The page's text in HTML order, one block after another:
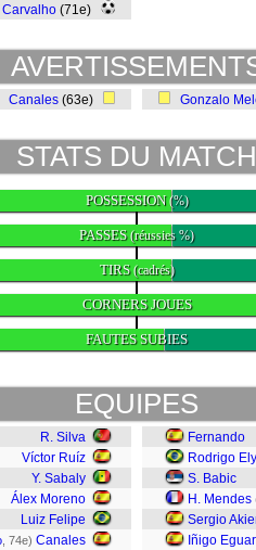
(71e)
Canales (63e) Gonzalo
STATS DU MATCH
POSSESSION(%)
PASSES(réussies %)
TIRS(cadrés)
CORNERS JOUES
FAUTES SUBIES
EQUIPES
R. Silva
Víctor Ruíz
Y. Sabaly
Álex Moreno
Luiz Felipe
, 74e) Canales
Fernando
Rodrigo Ely
S. Babic
H. Mendes
Sergio
Iñigo